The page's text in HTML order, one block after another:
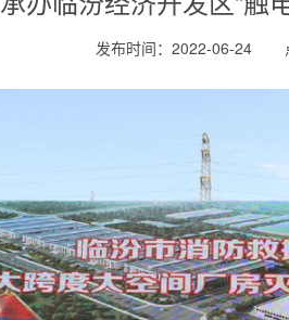
发布时间：2022-06-24